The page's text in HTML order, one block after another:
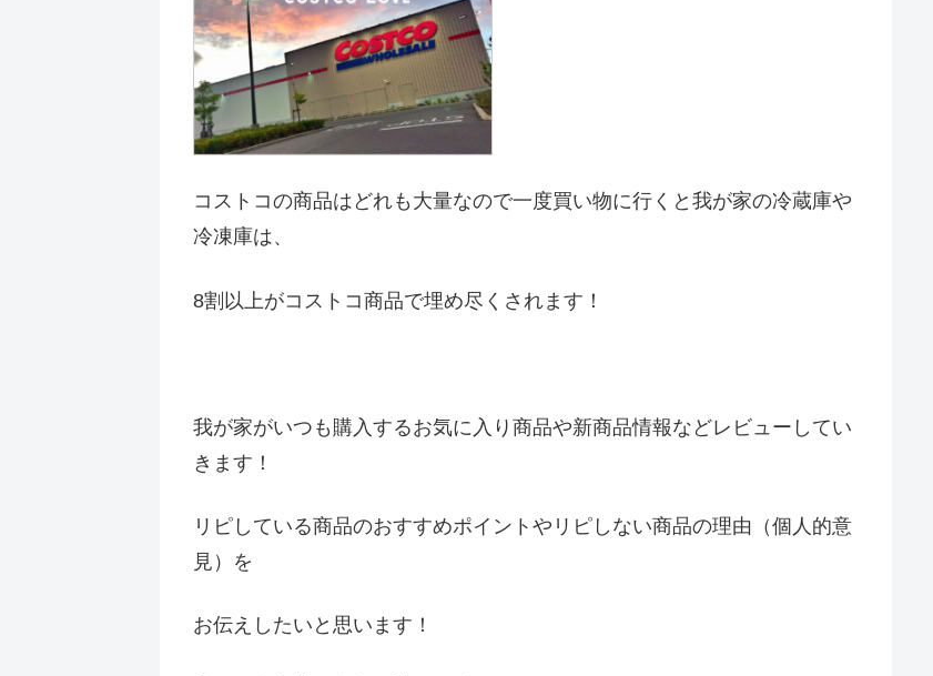
コストコの商品はどれも大量なので一度買い物に行くと我が家の冷蔵庫や
冷凍庫は、
8割以上がコストコ商品で埋め尽くされます！
我が家がいつも購入するお気に入り商品や新商品情報などレビ ューしてい
きます！
リピしている商品のおすすめポイントやリピしない商品の理由（個人的意
見）を
お伝えしたいと思います！